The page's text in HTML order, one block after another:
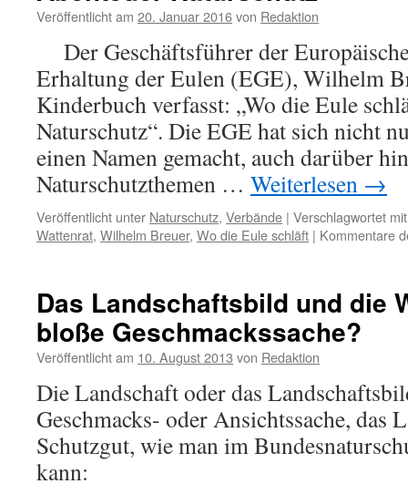
offensichtliches
Veröffentlicht am 20. Januar 2016von Redaktion
Der Geschäftsführer der
Erhaltung der Eulen (EGE), Wilhelm
Kinderbuch verfasst: „Wo die Eule
Naturschutz“. Die EGE hat sich nicht
einen Namen gemacht, auch darüber
Naturschutzthemen … Weiterlesen →
Veröffentlicht unter Naturschutz, Verbände | Verschlagwortet mit
Wattenrat, Wilhelm Breuer, Wo die Eule schläft | Kommentare
Das Landschaftsbild und die
bloße Geschmackssache?
Veröffentlicht am 10. August 2013 von Redaktion
Die Landschaft oder das
Geschmacks- oder Ansichtssache, das
Schutzgut, wie man im
kann: